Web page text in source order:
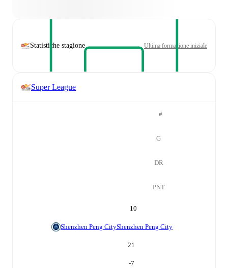
Statistiche stagione Ultima formazione iniziale
Super League
#
G
DR
PNT
10
Shenzhen Peng CityShenzhen Peng City
21
-7